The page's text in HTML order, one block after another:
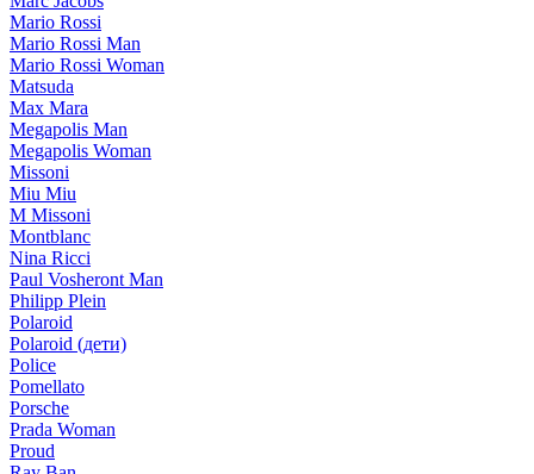
Mario Rossi
Mario Rossi Man
Mario Rossi Woman
Matsuda
Max Mara
Megapolis Man
Megapolis Woman
Missoni
Miu Miu
M Missoni
Montblanc
Nina Ricci
Paul Vosheront Man
Philipp Plein
Polaroid
Polaroid (дети)
Police
Pomellato
Porsche
Prada Woman
Proud